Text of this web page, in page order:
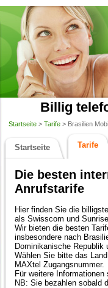
Billig
Startseite > Tarife > Brasilien
Startseite Tarife
Die besten
Anrufstarife
Hier finden Sie die
als Swisscom und
Wir bieten die besten
insbesondere nach
Dominikanische Republik
Wählen Sie bitte das
MAXtel Zugangsnummer.
Für weitere
NB: Sie bezahlen sobald